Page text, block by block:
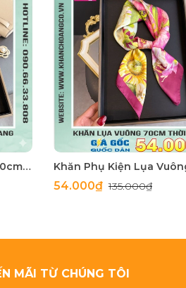
Khăn Phụ Kiện Lụa Vuông 70cm - Thế Giới Khăn Đẹp C1062_4
54.000₫135.000₫
MÃI TỪ CHÚNG TÔI